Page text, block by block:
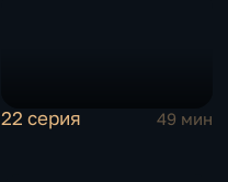
22 серия 49 мин